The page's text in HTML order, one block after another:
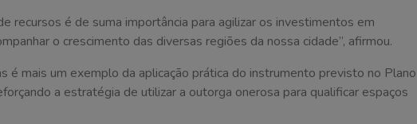
recursos é de suma importância para agilizar os investimentos em
o crescimento das diversas regiões da nossa cidade”, afirmou.
é mais um exemplo da aplicação prática do instrumento previsto no Plano
a estratégia de utilizar a outorga onerosa para qualificar espaços